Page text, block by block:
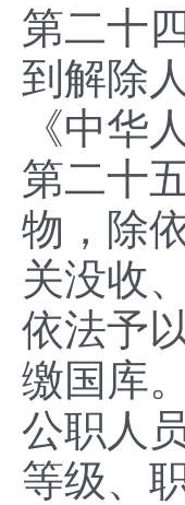
第二十
到解除
《中华
第二十
物，除
关没收
依法予
缴国库。
公职人
等级、